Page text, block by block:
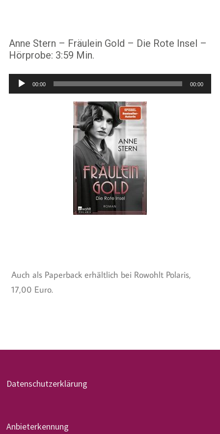
Anne Stern – Fräulein Gold – Die Rote Insel –
Hörprobe: 3:59 Min.
Audio-
Player
00:00 00:00
Auch als Paperback erhältlich bei Rowohlt Polaris,
17,00 Euro.
Datenschutzerklärung
Anbieterkennung